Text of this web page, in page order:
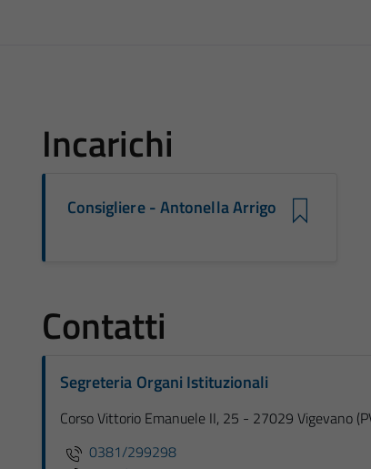
Incarichi
Consigliere - Antonella Arrigo
Contatti
Segreteria Organi Istituzionali
Corso Vittorio Emanuele II, 25 - 27029 Vigevano
0381/299298